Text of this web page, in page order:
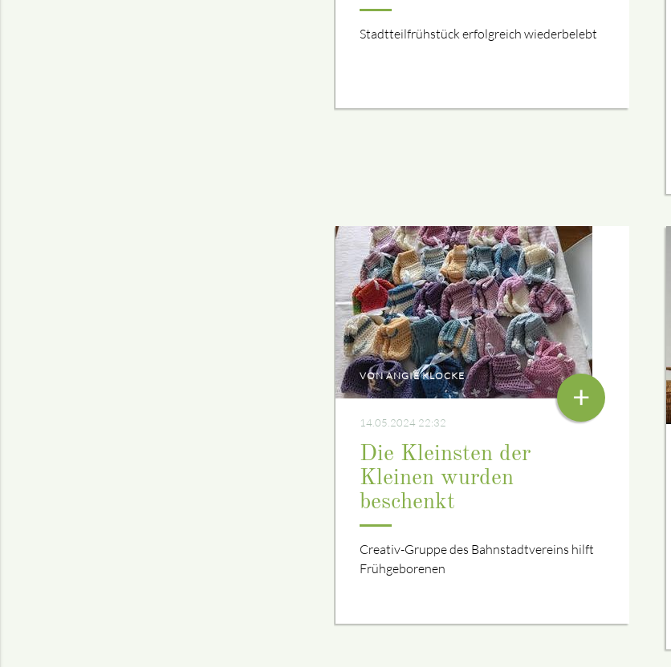
Stadtteilfrühstück erfolgreich wiederbelebt
VON ANGIE KLOCKE
14.05.2024 22:32
Die Kleinsten der
Kleinen wurden
beschenkt
Creativ-Gruppe des Bahnstadtvereins hilft
Frühgeborenen
+